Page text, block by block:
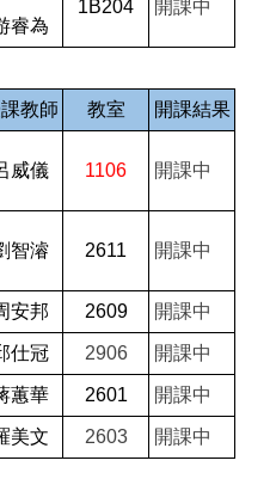
睿為
1B204 開課中
教師 教室 開課結果
威儀 1106 開課中
智濬 2611 開課中
安邦 2609 開課中
仕冠 2906 開課中
蕙華 2601 開課中
美文 2603 開課中